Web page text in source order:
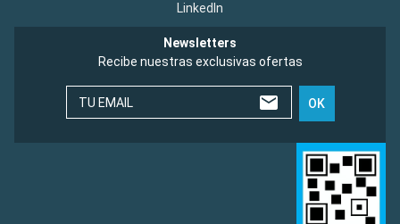
LinkedIn
Newsletters
Recibe nuestras exclusivas ofertas
TU EMAIL OK